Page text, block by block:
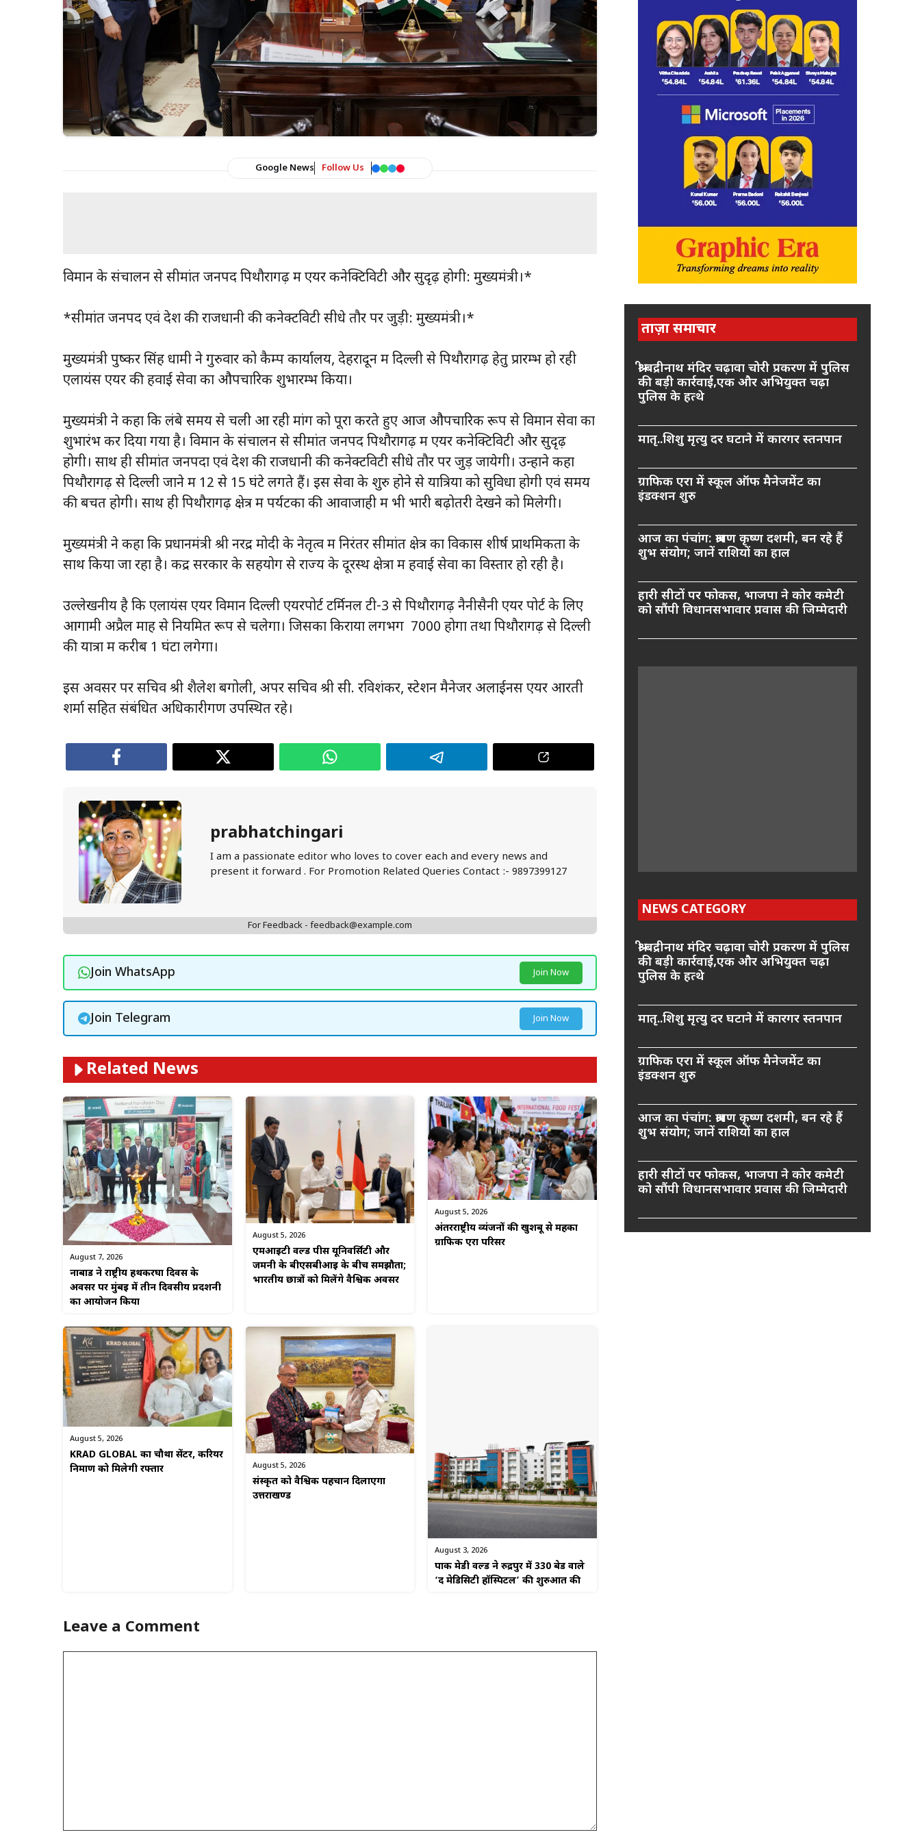
Google News Follow Us
विमान के संचालन से सीमांत जनपद पिथौरागढ़ में एयर कनेक्टिविटी और सुदृढ़ होगी: मुख्यमंत्री।*
*सीमांत जनपद एवं देश की राजधानी की कनेक्टविटी सीधे तौर पर जुड़ी: मुख्यमंत्री।*
मुख्यमंत्री पुष्कर सिंह धामी ने गुरुवार को कैम्प कार्यालय, देहरादून में दिल्ली से पिथौरागढ़ हेतु प्रारम्भ हो रही
एलायंस एयर की हवाई सेवा का औपचारिक शुभारम्भ किया।
मुख्यमंत्री ने कहा कि लंबे समय से चली आ रही मांग को पूरा करते हुए आज औपचारिक रूप से विमान सेवा का
शुभारंभ कर दिया गया है। विमान के संचालन से सीमांत जनपद पिथौरागढ़ में एयर कनेक्टिविटी और सुदृढ़
होगी। साथ ही सीमांत जनपदों एवं देश की राजधानी की कनेक्टविटी सीधे तौर पर जुड़ जायेगी। उन्होंने कहा
पिथौरागढ़ से दिल्ली जाने में 12 से 15 घंटे लगते हैं। इस सेवा के शुरु होने से यात्रियों को सुविधा होगी एवं समय
की बचत होगी। साथ ही पिथौरागढ़ क्षेत्र में पर्यटकों की आवाजाही में भी भारी बढ़ोतरी देखने को मिलेगी।
मुख्यमंत्री ने कहा कि प्रधानमंत्री श्री नरेंद्र मोदी के नेतृत्व में निरंतर सीमांत क्षेत्र का विकास शीर्ष प्राथमिकता के
साथ किया जा रहा है। केंद्र सरकार के सहयोग से राज्य के दूरस्थ क्षेत्रों में हवाई सेवा का विस्तार हो रही है।
उल्लेखनीय है कि एलायंस एयर विमान दिल्ली एयरपोर्ट टर्मिनल टी-3 से पिथौरागढ़ नैनीसैनी एयर पोर्ट के लिए
आगामी अप्रैल माह से नियमित रूप से चलेगा। जिसका किराया लगभग ₹ 7000 होगा तथा पिथौरागढ़ से दिल्ली
की यात्रा में करीब 1 घंटा लगेगा।
इस अवसर पर सचिव श्री शैलेश बगोली, अपर सचिव श्री सी. रविशंकर, स्टेशन मैनेजर अलाईनस एयर आरती
शर्मा सहित संबंधित अधिकारीगण उपस्थित रहे।
prabhatchingari
I am a passionate editor who loves to cover each and every news and
present it forward . For Promotion Related Queries Contact :- 9897399127
For Feedback - feedback@example.com
Join WhatsApp Join Now
Join Telegram Join Now
Related News
August 7, 2026
नाबार्ड ने राष्ट्रीय हथकरघा दिवस के
अवसर पर मुंबई में तीन दिवसीय प्रदर्शनी
का आयोजन किया
August 5, 2026
एमआईटी वर्ल्ड पीस यूनिवर्सिटी और
जर्मनी के बीएसबीआई के बीच समझौता;
भारतीय छात्रों को मिलेंगे वैश्विक अवसर
August 5, 2026
अंतरराष्ट्रीय व्यंजनों की खुशबू से महका
ग्राफिक एरा परिसर
August 5, 2026
KRAD GLOBAL का चौथा सेंटर, करियर
निर्माण को मिलेगी रफ्तार
August 5, 2026
संस्कृत को वैश्विक पहचान दिलाएगा
उत्तराखण्ड
August 3, 2026
पार्क मेडी वर्ल्ड ने रुद्रपुर में 330 बेड वाले
‘द मेडिसिटी हॉस्पिटल’ की शुरुआत की
Leave a Comment
ताज़ा समाचार
श्री बद्रीनाथ मंदिर चढ़ावा चोरी प्रकरण में पुलिस
की बड़ी कार्रवाई,एक और अभियुक्त चढ़ा
पुलिस के हत्थे
मातृ..शिशु मृत्यु दर घटाने में कारगर स्तनपान
ग्राफिक एरा में स्कूल ऑफ मैनेजमेंट का
इंडक्शन शुरु
आज का पंचांग: श्रावण कृष्ण दशमी, बन रहे हैं
शुभ संयोग; जानें राशियों का हाल
हारी सीटों पर फोकस, भाजपा ने कोर कमेटी
को सौंपी विधानसभावार प्रवास की जिम्मेदारी
NEWS CATEGORY
श्री बद्रीनाथ मंदिर चढ़ावा चोरी प्रकरण में पुलिस
की बड़ी कार्रवाई,एक और अभियुक्त चढ़ा
पुलिस के हत्थे
मातृ..शिशु मृत्यु दर घटाने में कारगर स्तनपान
ग्राफिक एरा में स्कूल ऑफ मैनेजमेंट का
इंडक्शन शुरु
आज का पंचांग: श्रावण कृष्ण दशमी, बन रहे हैं
शुभ संयोग; जानें राशियों का हाल
हारी सीटों पर फोकस, भाजपा ने कोर कमेटी
को सौंपी विधानसभावार प्रवास की जिम्मेदारी